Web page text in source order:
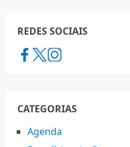
REDES SOCIAIS
CATEGORIAS
Agenda